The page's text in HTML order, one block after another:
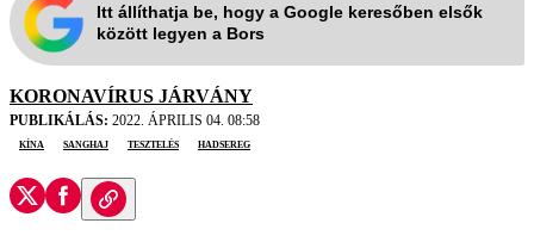
Itt állíthatja be, hogy a Google keresőben elsők
között legyen a Bors
KORONAVÍRUS JÁRVÁNY
PUBLIKÁLÁS: 2022. ÁPRILIS 04. 08:58
Kína
Sanghaj tesztelés hadsereg